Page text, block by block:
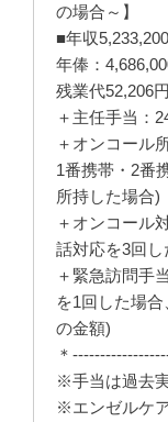
の場合～】
■年収
年俸：
残業代52,206
＋主任手当：
＋オンコール
1番携帯・2番
所持した場合)
＋オンコール
話対応を3回し
＋緊急訪問手
を1回した場
の金額)
＊
※手当は過去
※エンゼルケ